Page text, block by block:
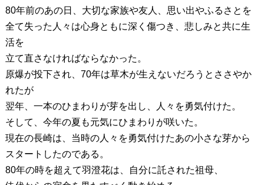
80年前のあの日、大切な家族や友人、思い出やふるさとを
全て失った人々は心身ともに深く傷つき、悲しみと共に生
活を
立て直さなければならなかった。
原爆が投下され、70年は草木が生えないだろうとささやか
れたが
翌年、一本のひまわりが芽を出し、人々を勇気付けた。
そして、今年の夏も元気にひまわりが咲いた。
現在の長崎は、当時の人々を勇気付けたあの小さな芽から
スタートしたのである。
80年の時を超えて羽澄花は、自分に託された祖母、